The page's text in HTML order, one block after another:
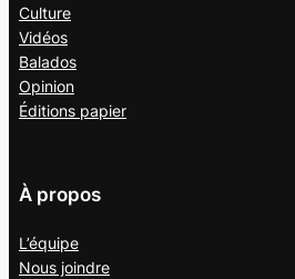
Culture
Vidéos
Balados
Opinion
Éditions papier
À propos
L’équipe
Nous joindre